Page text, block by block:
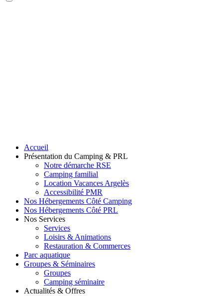
Accueil
Présentation du Camping & PRL
Notre démarche RSE
Camping familial
Location Vacances Argelès
Accessibilité PMR
Nos Hébergements Côté Camping
Nos Hébergements Côté PRL
Nos Services
Services
Loisirs & Animations
Restauration & Commerces
Parc aquatique
Groupes & Séminaires
Groupes
Camping séminaire
Actualités & Offres